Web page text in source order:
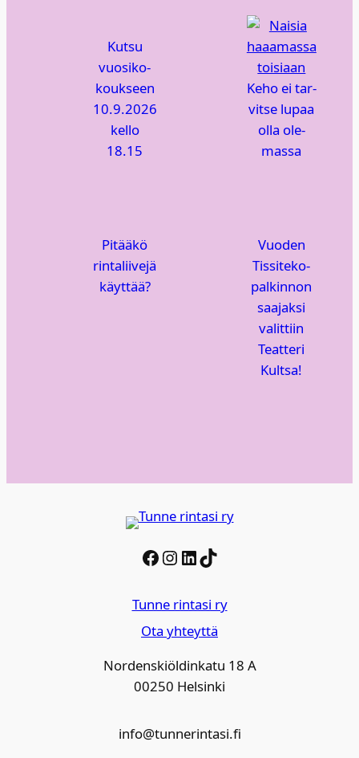
Kut­su
vuo­si­ko­
kouk­seen
10.9.2026
kel­lo
18.15
Keho ei tar­
vit­se lupaa
olla ole­
mas­sa
Pitää­kö
rin­ta­lii­ve­jä
käyt­tää?
Vuo­den
Tis­si­te­ko-
pal­kin­non
saa­jak­si
valit­tiin
Teat­te­ri
Kult­sa!
Facebook
Instagram
LinkedIn
TikTok
Tunne rintasi ry
Ota yhteyttä
Nordenskiöldinkatu 18 A
00250 Helsinki
info@tunnerintasi.fi